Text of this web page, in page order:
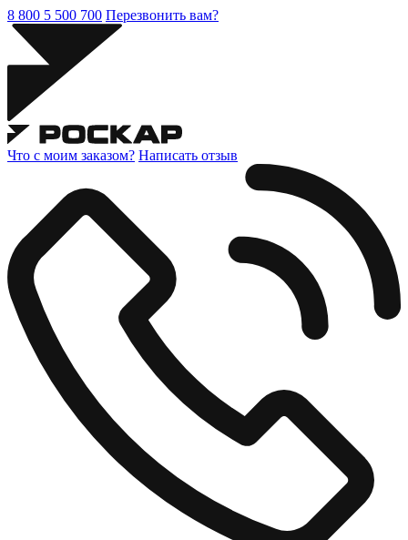
8 800 5 500 700 Перезвонить вам?
Что с моим заказом? Написать отзыв